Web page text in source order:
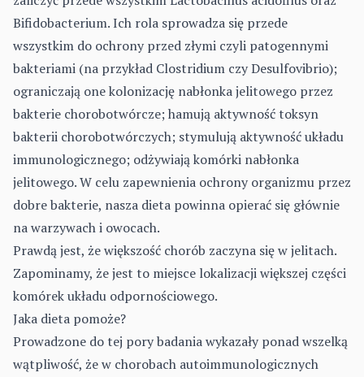
Bifidobacterium. Ich rola sprowadza się przede
wszystkim do ochrony przed złymi czyli patogennymi
bakteriami (na przykład Clostridium czy Desulfovibrio);
ograniczają one kolonizację nabłonka jelitowego przez
bakterie chorobotwórcze; hamują aktywność toksyn
bakterii chorobotwórczych; stymulują aktywność układu
immunologicznego; odżywiają komórki nabłonka
jelitowego. W celu zapewnienia ochrony organizmu przez
dobre bakterie, nasza dieta powinna opierać się głównie
na warzywach i owocach.
Prawdą jest, że większość chorób zaczyna się w jelitach.
Zapominamy, że jest to miejsce lokalizacji większej części
komórek układu odpornościowego.
Jaka dieta pomoże?
Prowadzone do tej pory badania wykazały ponad wszelką
wątpliwość, że w chorobach autoimmunologicznych